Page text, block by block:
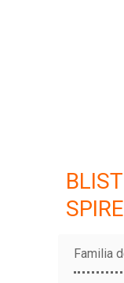
SPIRE
Familia